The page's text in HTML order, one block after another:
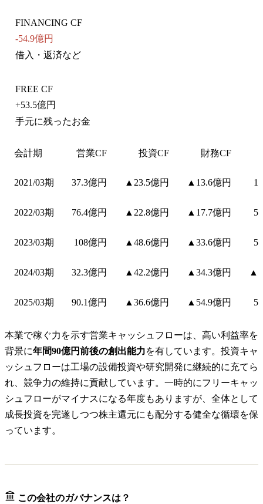
FINANCING CF
-54.9億円
借入・返済など
FREE CF
+53.5億円
手元に残ったお金
会計期 営業CF 投資CF 財務CF
2021/03期 37.3億円 ▲23.5億円 ▲13.6億円
2022/03期 76.4億円 ▲22.8億円 ▲17.7億円
2023/03期 108億円 ▲48.6億円 ▲33.6億円
2024/03期 32.3億円 ▲42.2億円 ▲34.3億円
2025/03期 90.1億円 ▲36.6億円 ▲54.9億円
本業で稼ぐ力を示す営業キャッシュフローは、高い利益率を
背景に年間90億円前後の創出能力を有しています。投資キャ
ッシュフローは工場の設備投資や研究開発に継続的に充てら
れ、競争力の維持に貢献しています。一時的にフリーキャッ
シュフローがマイナスになる年度もありますが、全体として
成長投資を完遂しつつ株主還元にも配分する健全な循環を保
っています。
この会社のガバナンスは？